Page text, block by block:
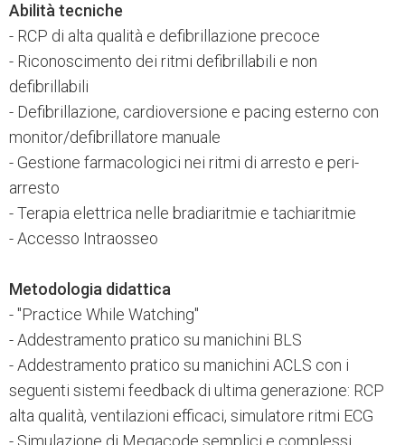
Abilità tecniche
- RCP di alta qualità e defibrillazione precoce
- Riconoscimento dei ritmi defibrillabili e non
defibrillabili
- Defibrillazione, cardioversione e pacing esterno con
monitor/defibrillatore manuale
- Gestione farmacologici nei ritmi di arresto e peri-
arresto
- Terapia elettrica nelle bradiaritmie e tachiaritmie
- Accesso Intraosseo
Metodologia didattica
- "Practice While Watching"
- Addestramento pratico su manichini BLS
- Addestramento pratico su manichini ACLS con i
seguenti sistemi feedback di ultima generazione: RCP
alta qualità, ventilazioni efficaci, simulatore ritmi ECG
- Simulazione di Megacode semplici e complessi